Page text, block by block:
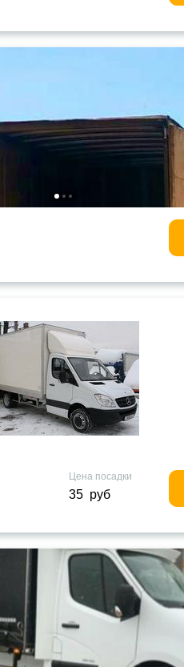
Цена посадки
35 руб